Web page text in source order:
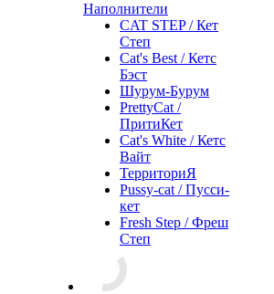
Наполнители
CAT STEP / Кет
Степ
Cat's Best / Кетс
Бэст
Шурум-Бурум
PrettyCat /
ПритиКет
Cat's White / Кетс
Вайт
ТерриториЯ
Pussy-cat / Пусси-
кет
Fresh Step / Фреш
Степ